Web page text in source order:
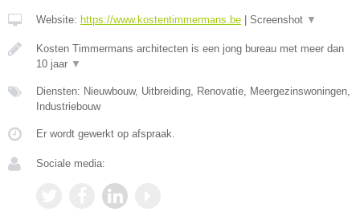
Website: https://www.kostentimmermans.be Screenshot ▼
Kosten Timmermans architecten is een jong bureau met meer dan
10 jaar ▼
Diensten: Nieuwbouw, Uitbreiding, Renovatie, Meergezinswoningen,
Industriebouw
Er wordt gewerkt op afspraak.
Sociale media: